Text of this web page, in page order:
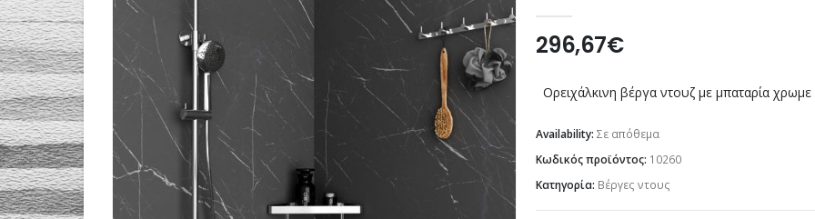
296,67€
Ορειχάλκινη βέργα ντουζ με μπαταρία
Availability: Σε απόθεμα
Κωδικός προϊόντος: 10260
Κατηγορία: Βέργες ντους